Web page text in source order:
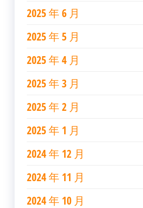
2025 年 6 月
2025 年 5 月
2025 年 4 月
2025 年 3 月
2025 年 2 月
2025 年 1 月
2024 年 12 月
2024 年 11 月
2024 年 10 月